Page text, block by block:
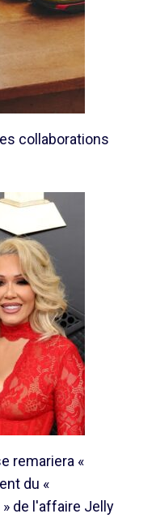
collaborations
remariera «
du «
de l'affaire Jelly